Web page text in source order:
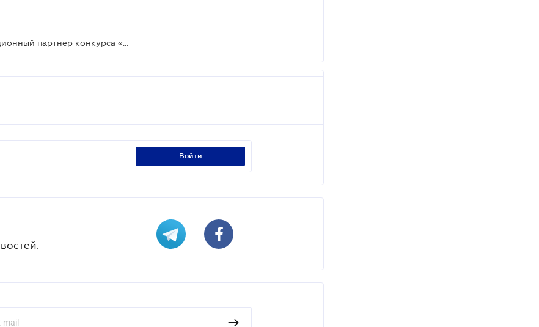
ЛІГА:ЗАКОН - Генеральный инновационный партнер конкурса «Адвокат года 2019»
войти